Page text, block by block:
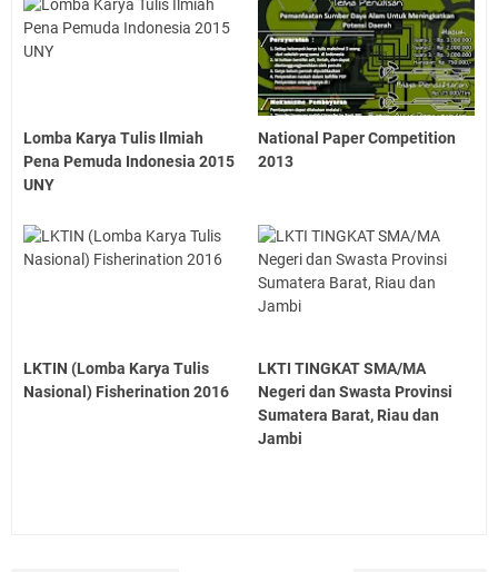
Lomba Karya Tulis Ilmiah
Pena Pemuda Indonesia 2015
UNY
National Paper Competition
2013
LKTIN (Lomba Karya Tulis
Nasional) Fisherination 2016
LKTI TINGKAT SMA/MA
Negeri dan Swasta Provinsi
Sumatera Barat, Riau dan
Jambi